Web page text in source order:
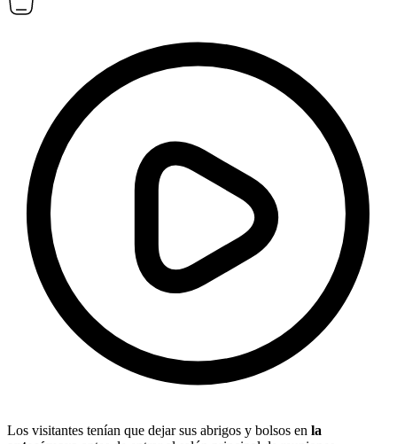
Los visitantes tenían que dejar sus abrigos y bolsos en la